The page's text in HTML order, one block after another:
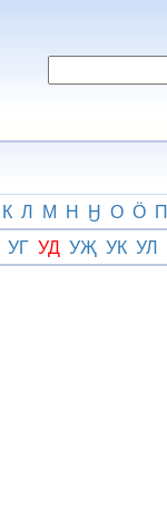
К Л М Н Ӈ О Ӧ П
УГ УД УҖ УК УЛ